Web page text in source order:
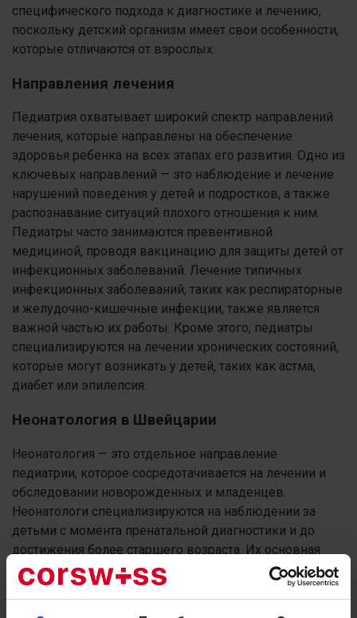
специфического подхода к диагностике и лечению,
поскольку детский организм имеет свои особенности,
которые отличаются от взрослых.
Направления лечения
Педиатрия охватывает широкий спектр направлений
лечения, которые направлены на обеспечение
здоровья ребенка на всех этапах его развития. Одно из
ключевых направлений — это наблюдение и лечение
нарушений поведения у детей и подростков, а также
распознавание ситуаций плохого отношения к ним.
Педиатры часто занимаются превентивной
медициной, проводя вакцинацию для защиты детей от
инфекционных заболеваний. Лечение типичных
инфекционных заболеваний, таких как респираторные
и желудочно-кишечные инфекции, также является
важной частью их работы. Кроме этого, педиатры
специализируются на лечении хронических состояний,
которые могут возникать у детей, таких как астма,
диабет или эпилепсия.
Неонатология в Швейцарии
Неонатология — это отдельное направление
педиатрии, которое сосредотачивается на лечении и
обследовании новорожденных и младенцев.
Неонатологи специализируются на наблюдении за
детьми с момента пренатальной диагностики и до
достижения более старшего возраста. Их основная
задача заключается в выявлении и лечении
характерных для этого периода жизни заболеваний, а